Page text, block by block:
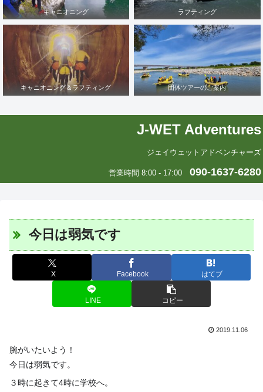
キャニオニング ラフティング
キャニオニング＆ラフティング 団体ツアーのご案内
J-WET Adventures
ジェイウェットアドベンチャーズ
営業時間 8:00 - 17:00 090-1637-6280
今日は弱気です
X Facebook はてブ
LINE コピー
2019.11.06
腕がいたいよう！
今日は弱気です。
３時に起きて4時に学校へ。